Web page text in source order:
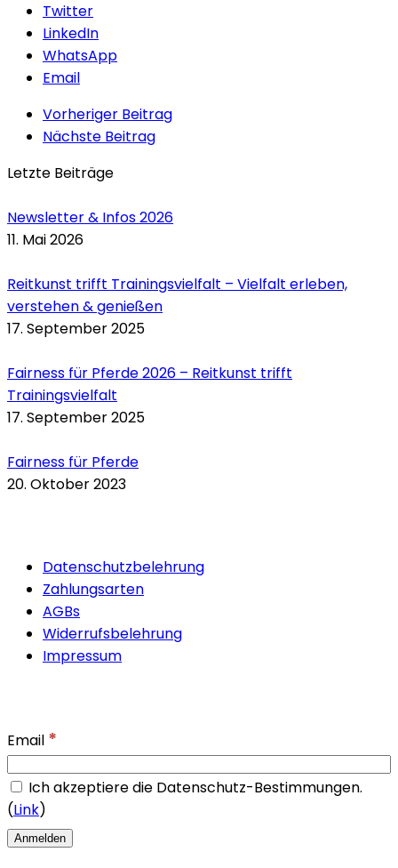
Twitter
LinkedIn
WhatsApp
Email
Vorheriger Beitrag
Nächste Beitrag
Letzte Beiträge
Newsletter & Infos 2026
11. Mai 2026
Reitkunst trifft Trainingsvielfalt – Vielfalt erleben,
verstehen & genießen
17. September 2025
Fairness für Pferde 2026 – Reitkunst trifft
Trainingsvielfalt
17. September 2025
Fairness für Pferde
20. Oktober 2023
Datenschutzbelehrung
Zahlungsarten
AGBs
Widerrufsbelehrung
Impressum
Email *
Ich akzeptiere die Datenschutz-Bestimmungen.
(Link)